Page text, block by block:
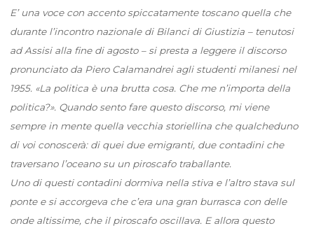
E’ una voce con accento spiccatamente toscano quella che
durante l’incontro nazionale di Bilanci di Giustizia – tenutosi
ad Assisi alla fine di agosto – si presta a leggere il discorso
pronunciato da Piero Calamandrei agli studenti milanesi nel
1955. «La politica è una brutta cosa. Che me n’importa della
politica?». Quando sento fare questo discorso, mi viene
sempre in mente quella vecchia storiellina che qualcheduno
di voi conoscerà: di quei due emigranti, due contadini che
traversano l’oceano su un piroscafo traballante.
Uno di questi contadini dormiva nella stiva e l’altro stava sul
ponte e si accorgeva che c’era una gran burrasca con delle
onde altissime, che il piroscafo oscillava. E allora questo